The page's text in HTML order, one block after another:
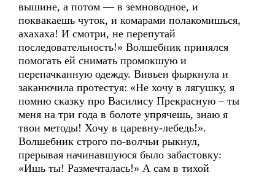
вышине, а потом — в земноводное, и
поквакаешь чуток, и комарами полакомишься,
ахахаха! И смотри, не перепутай
последовательность!» Волшебник принялся
помогать ей снимать промокшую и
перепачканную одежду. Вивьен фыркнула и
заканючила протестуя: «Не хочу в лягушку, я
помню сказку про Василису Прекрасную – ты
меня на три года в болоте упрячешь, знаю я
твои методы! Хочу в царевну-лебедь!».
Волшебник строго по-волчьи рыкнул,
прерывая начинавшуюся было забастовку:
«Ишь ты! Размечталась!» А сам в тихой